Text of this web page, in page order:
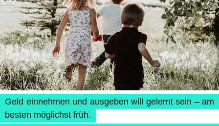
Geld einnehmen und ausgeben will gelernt sein – am
besten möglichst früh.